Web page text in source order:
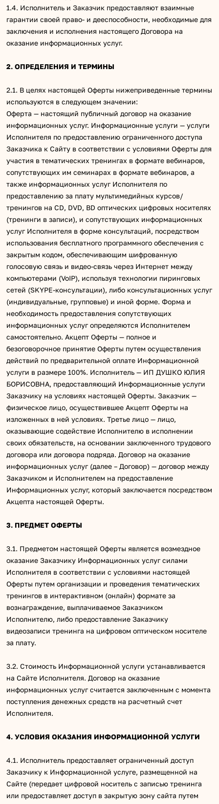
1.4. Исполнитель и Заказчик предоставляют взаимные
гарантии своей право- и дееспособности, необходимые для
заключения и исполнения настоящего Договора на
оказание информационных услуг.
2. ОПРЕДЕЛЕНИЯ И ТЕРМИНЫ
2.1. В целях настоящей Оферты нижеприведенные термины
используются в следующем значении:
Оферта — настоящий публичный договор на оказание
информационных услуг. Информационные услуги — услуги
Исполнителя по предоставлению ограниченного доступа
Заказчика к Сайту в соответствии с условиями Оферты для
участия в тематических тренингах в формате вебинаров,
сопутствующих им семинарах в формате вебинаров, а
также информационных услуг Исполнителя по
предоставлению за плату мультимедийных курсов/
тренингов на CD, DVD, BD оптических цифровых носителях
(тренинги в записи), и сопутствующих информационных
услуг Исполнителя в форме консультаций, посредством
использования бесплатного программного обеспечения с
закрытым кодом, обеспечивающим шифрованную
голосовую связь и видео-связь через Интернет между
компьютерами (VoIP), используя технологии пиринговых
сетей (SKYPE-консультации), либо консультационных услуг
(индивидуальные, групповые) и иной форме. Форма и
необходимость предоставления сопутствующих
информационных услуг определяются Исполнителем
самостоятельно. Акцепт Оферты — полное и
безоговорочное принятие Оферты путем осуществления
действий по предварительной оплате Информационной
услуги в размере 100%. Исполнитель — ИП ДУШКО ЮЛИЯ
БОРИСОВНА, предоставляющий Информационные услуги
Заказчику на условиях настоящей Оферты. Заказчик —
физическое лицо, осуществившее Акцепт Оферты на
изложенных в ней условиях. Третье лицо — лицо,
оказывающие содействие Исполнителю в исполнении
своих обязательств, на основании заключенного трудового
договора или договора подряда. Договор на оказание
информационных услуг (далее – Договор) — договор между
Заказчиком и Исполнителем на предоставление
Информационных услуг, который заключается посредством
Акцепта настоящей Оферты.
3. ПРЕДМЕТ ОФЕРТЫ
3.1. Предметом настоящей Оферты является возмездное
оказание Заказчику Информационных услуг силами
Исполнителя в соответствии с условиями настоящей
Оферты путем организации и проведения тематических
тренингов в интерактивном (онлайн) формате за
вознаграждение, выплачиваемое Заказчиком
Исполнителю, либо предоставление Заказчику
видеозаписи тренинга на цифровом оптическом носителе
за плату.
3.2. Стоимость Информационной услуги устанавливается
на Сайте Исполнителя. Договор на оказание
информационных услуг считается заключенным с момента
поступления денежных средств на расчетный счет
Исполнителя.
4. УСЛОВИЯ ОКАЗАНИЯ ИНФОРМАЦИОННОЙ УСЛУГИ
4.1. Исполнитель предоставляет ограниченный доступ
Заказчику к Информационной услуге, размещенной на
Сайте (передает цифровой носитель с записью тренинга
или предоставляет доступ в закрытую зону сайта путем